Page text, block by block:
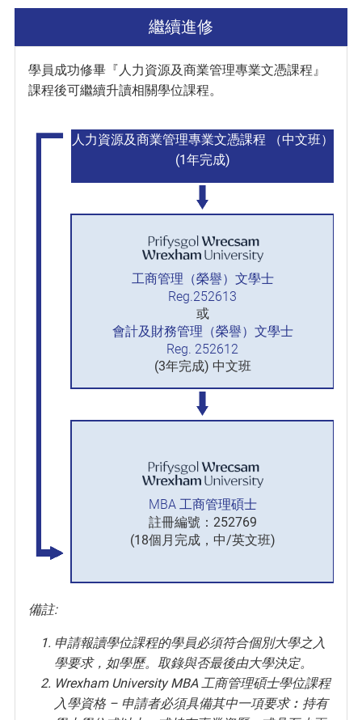
繼續進修
學員成功修畢『人力資源及商業管理專業文憑課程』
課程後可繼續升讀相關學位課程。
人力資源及商業管理專業文憑課程 （中文班）
(1年完成)
工商管理（榮譽）文學士
Reg.252613
或
會計及財務管理（榮譽）文學士
Reg. 252612
(3年完成) 中文班
MBA 工商管理碩士
註冊編號：252769
(18個月完成，中/英文班)
備註:
申請報讀學位課程的學員必須符合個別大學之入
學要求，如學歷。取錄與否最後由大學決定。
Wrexham University MBA 工商管理碩士學位課程
入學資格 – 申請者必須具備其中一項要求︰持有